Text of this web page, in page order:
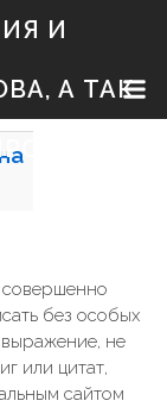
И
А ТАК
совершенно
без особых
не
или цитат,
сайтом